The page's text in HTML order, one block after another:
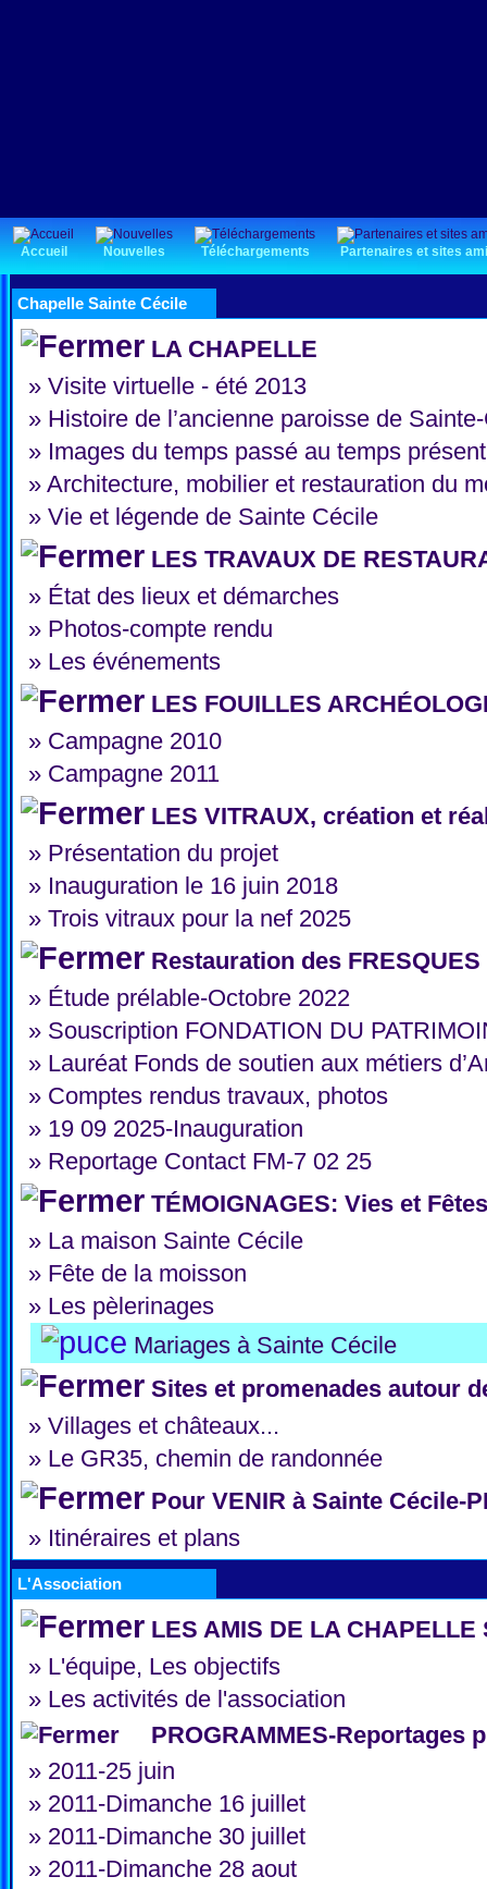
Accueil Nouvelles Téléchargements Partenaires et sites
Chapelle Sainte Cécile
LA CHAPELLE
» Visite virtuelle - été 2013
» Histoire de l’ancienne paroisse de
» Images du temps passé au temps présent
» Architecture, mobilier et restauration du
» Vie et légende de Sainte Cécile
LES TRAVAUX DE
» État des lieux et démarches
» Photos-compte rendu
» Les événements
LES FOUILLES
» Campagne 2010
» Campagne 2011
LES VITRAUX, création et
» Présentation du projet
» Inauguration le 16 juin 2018
» Trois vitraux pour la nef 2025
Restauration des FRESQUES
» Étude prélable-Octobre 2022
» Souscription FONDATION DU
» Lauréat Fonds de soutien aux métiers
» Comptes rendus travaux, photos
» 19 09 2025-Inauguration
» Reportage Contact FM-7 02 25
TÉMOIGNAGES: Vies et
» La maison Sainte Cécile
» Fête de la moisson
» Les pèlerinages
Mariages à Sainte Cécile
Sites et promenades autour
» Villages et châteaux...
» Le GR35, chemin de randonnée
Pour VENIR à Sainte Cécile-
» Itinéraires et plans
L'Association
LES AMIS DE LA CHAPELLE
» L'équipe, Les objectifs
» Les activités de l'association
PROGRAMMES-Reportages
» 2011-25 juin
» 2011-Dimanche 16 juillet
» 2011-Dimanche 30 juillet
» 2011-Dimanche 28 aout